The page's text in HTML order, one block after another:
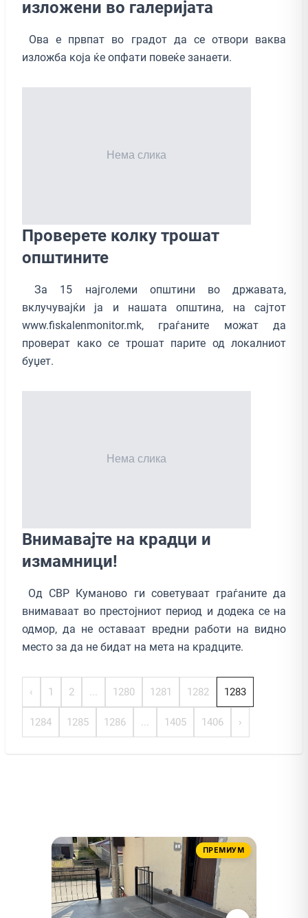
изложени во галеријата
Ова е првпат во градот да се отвори ваква
изложба која ќе опфати повеќе занаети.
Проверете колку трошат
општините
За 15 најголеми општини во државата,
вклучувајќи ја и нашатa општина, на сајтот
www.fiskalenmonitor.mk, граѓаните можат да
проверат како се трошат парите од локалниот
буџет.
Внимавајте на крадци и
измамници!
Од СВР Куманово ги советуваат граѓаните да
внимаваат во престојниот период и додека се на
одмор, да не оставаат вредни работи на видно
место за да не бидат на мета на крадците.
‹ 1 2 ... 1280 1281 1282 1283
1284 1285 1286 ... 1405 1406 ›
ПРЕМИУМ